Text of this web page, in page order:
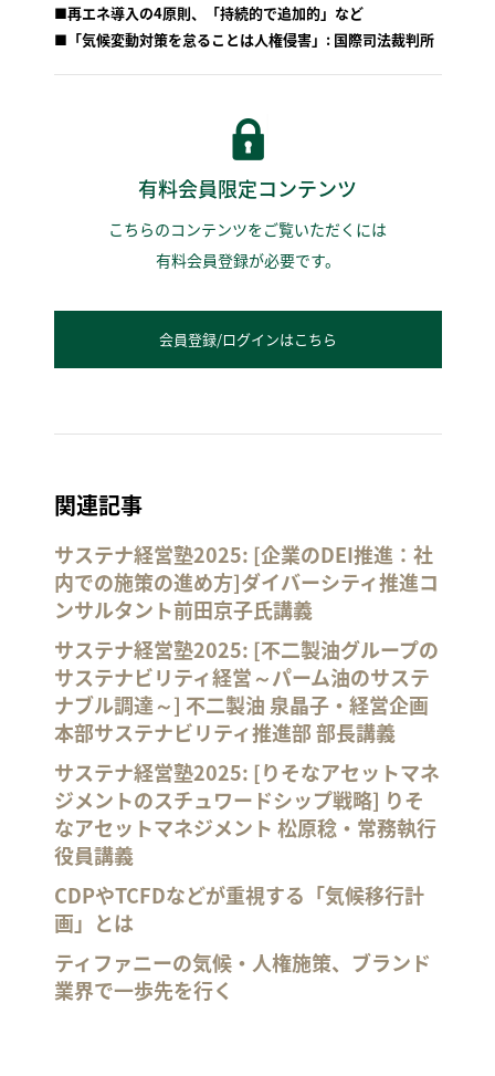
■再エネ導入の4原則、「持続的で追加的」など
■ 「気候変動対策を怠ることは人権侵害」: 国際司法裁判所
有料会員限定コンテンツ
こちらのコンテンツをご覧いただくには
有料会員登録が必要です。
会員登録/ログインはこちら
関連記事
サステナ経営塾2025: [企業のDEI推進：社
内での施策の進め方]ダイバーシティ推進コ
ンサルタント前田京子氏講義
サステナ経営塾2025: [不二製油グループの
サステナビリティ経営～パーム油のサステ
ナブル調達～] 不二製油 泉晶子・経営企画
本部サステナビリティ推進部 部長講義
サステナ経営塾2025: [りそなアセットマネ
ジメントのスチュワードシップ戦略] りそ
なアセットマネジメント 松原稔・常務執行
役員講義
CDPやTCFDなどが重視する「気候移行計
画」とは
ティファニーの気候・人権施策、ブランド
業界で一歩先を行く